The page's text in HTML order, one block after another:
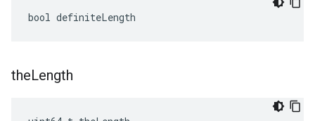
bool definiteLength
theLength